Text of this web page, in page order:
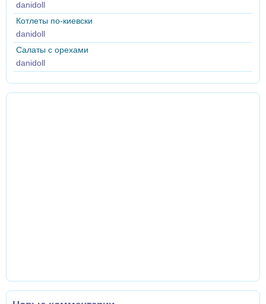
danidoll
Котлеты по-киевски
danidoll
Салаты с орехами
danidoll